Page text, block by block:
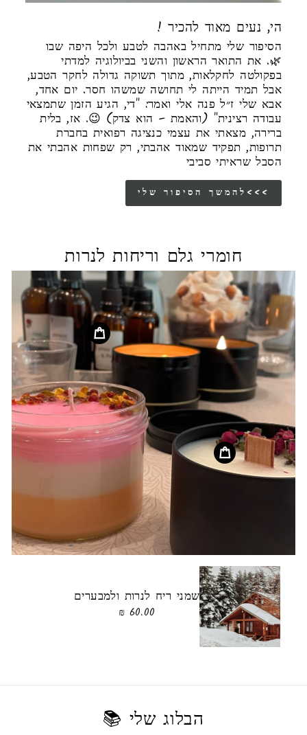
! הי, נעים מאוד להכיר
הסיפור שלי מתחיל באהבה לטבע ולכל היפה שבו
🌿. את התואר הראשון והשני בביולוגיה למדתי
בפקולטה לחקלאות, מתוך תשוקה גדולה לחקר הטבע,
אבל תמיד הייתה לי תחושה שמשהו חסר. יום אחד,
אבא שלי ז״ל פנה אלי ואמר: "די, הגיע הזמן שתמצאי
עבודה רצינית" (והאמת – הוא צדק) 😉. אז, בלית
ברירה, מצאתי את עצמי כנציגה רפואית בחברת
תרופות, תפקיד שמאוד אהבתי, רק שפחות אהבתי את
הסבל שראיתי סביבי
להמשך הסיפור שלי<<<
חומרי גלם וריחות לנרות
שמני ריח לנרות ולמבערים
60.00 ₪
הבלוג שלי 📚